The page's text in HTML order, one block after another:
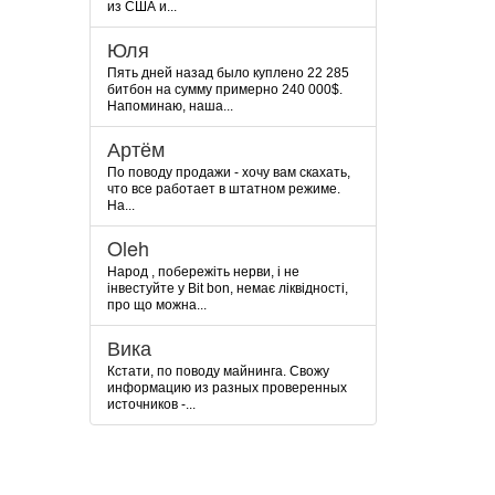
из США и...
Юля
Пять дней назад было куплено 22 285
битбон на сумму примерно 240 000$.
Напоминаю, наша...
Артём
По поводу продажи - хочу вам скахать,
что все работает в штатном режиме.
На...
Oleh
Народ , побережіть нерви, і не
інвестуйте у Bit bon, немає ліквідності,
про що можна...
Вика
Кстати, по поводу майнинга. Свожу
информацию из разных проверенных
источников -...